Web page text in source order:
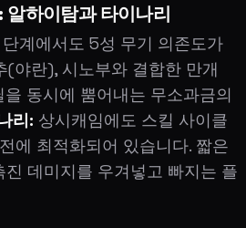
알하이탐과 타이나리
계에서도 5성 무기 의존도가
(야란), 시노부와 결합한 만개
을 동시에 뿜어내는 무소과금의
리: 상시캐임에도 스킬 사이클
에 최적화되어 있습니다. 짧은
데미지를 우겨넣고 빠지는 플